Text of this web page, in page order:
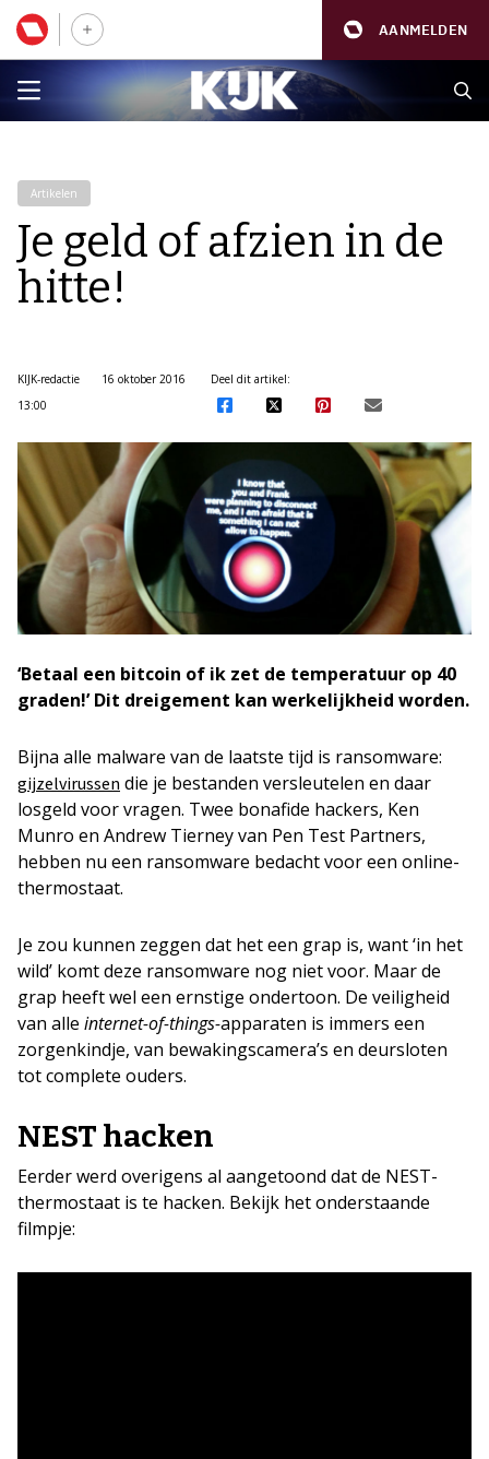
AANMELDEN
Artikelen
Je geld of afzien in de
hitte!
KIJK-redactie
16 oktober 2016
13:00
Deel dit artikel:
‘Betaal een bitcoin of ik zet de temperatuur op 40
graden!’ Dit dreigement kan werkelijkheid worden.
Bijna alle malware van de laatste tijd is ransomware:
gijzelvirussen die je bestanden versleutelen en daar
losgeld voor vragen. Twee bonafide hackers, Ken
Munro en Andrew Tierney van Pen Test Partners,
hebben nu een ransomware bedacht voor een online-
thermostaat.
Je zou kunnen zeggen dat het een grap is, want ‘in het
wild’ komt deze ransomware nog niet voor. Maar de
grap heeft wel een ernstige ondertoon. De veiligheid
van alle internet-of-things-apparaten is immers een
zorgenkindje, van bewakingscamera’s en deursloten
tot complete ouders.
NEST hacken
Eerder werd overigens al aangetoond dat de NEST-
thermostaat is te hacken. Bekijk het onderstaande
filmpje: